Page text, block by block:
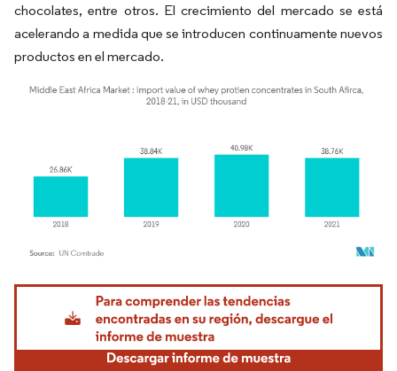
chocolates, entre otros. El crecimiento del mercado se está
acelerando a medida que se introducen continuamente nuevos
productos en el mercado.
Imagen © Mordor Intelligence. El uso requiere atribución según CC BY 4.0.